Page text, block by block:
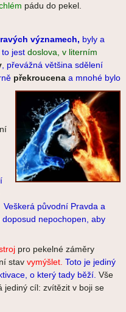
pádu do pekel.
významech, byly a
jest doslova, v literním
převážná většina sdělení
překroucena a mnohé bylo
Veškerá původní Pravda a
nepochopen, aby
pro pekelné záměry
stav vymýšlet. Toto je jediný
o který tady běží. Vše
jediný cíl: zvítězit v boji se